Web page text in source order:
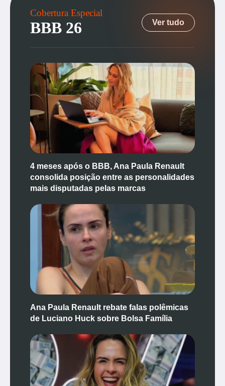
Cobertura Especial
BBB 26 Ver tudo
4 meses após o BBB, Ana Paula Renault
consolida posição entre as personalidades
mais disputadas pelas marcas
Ana Paula Renault rebate falas polêmicas
de Luciano Huck sobre Bolsa Família